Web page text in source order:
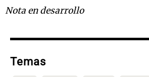
Nota en desarrollo
Temas